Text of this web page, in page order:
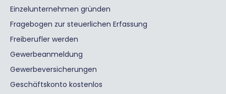
Einzelunternehmen gründen
Fragebogen zur steuerlichen Erfassung
Freiberufler werden
Gewerbeanmeldung
Gewerbeversicherungen
Geschäftskonto kostenlos